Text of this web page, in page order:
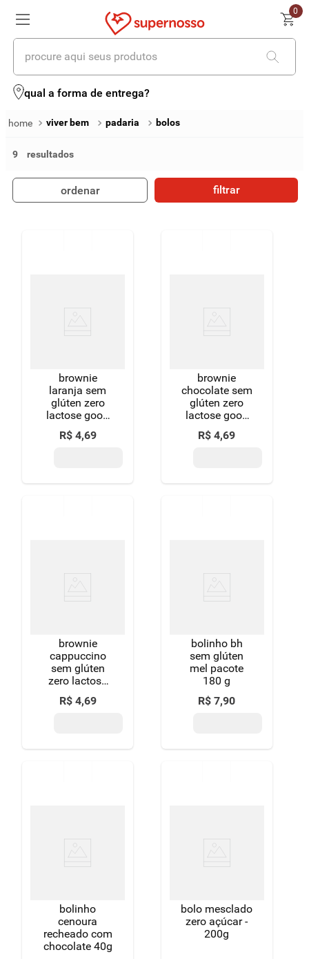
0
procure aqui seus produtos
qual a forma de entrega?
viver bem padaria bolos
9
ordenar filtrar
brownie
laranja sem
glúten zero
lactose good
soy pacote
40g
R$ 4,69
brownie
chocolate sem
glúten zero
lactose good
soy pacote
40g
R$ 4,69
brownie
cappuccino
sem glúten
zero lactose
good soy
pacote 40g
R$ 4,69
bolinho bh
sem glúten
mel pacote
180 g
R$ 7,90
bolinho
cenoura
recheado com
chocolate 40g
bolo mesclado
zero açúcar -
200g
termos mais buscados
4º iogurte
macarrão